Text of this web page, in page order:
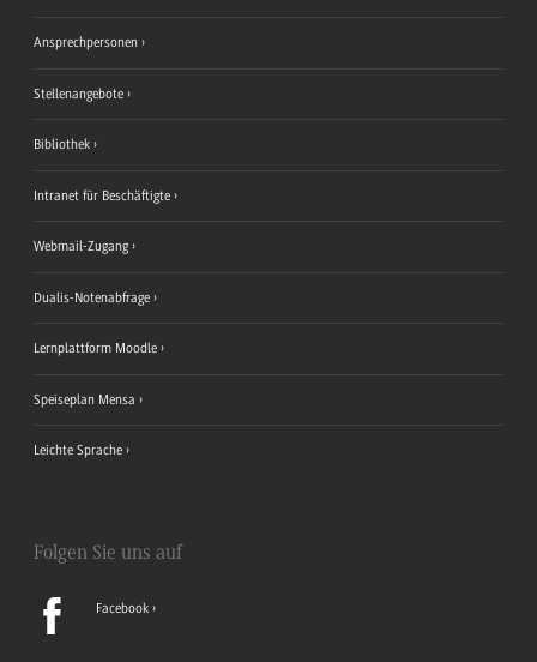
Ansprechpersonen
Stellenangebote
Bibliothek
Intranet für Beschäftigte
Webmail-Zugang
Dualis-Notenabfrage
Lernplattform Moodle
Speiseplan Mensa
Leichte Sprache
Folgen Sie uns auf
Facebook